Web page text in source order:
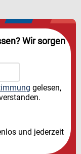
Wir sorgen
gelesen,
und jederzeit